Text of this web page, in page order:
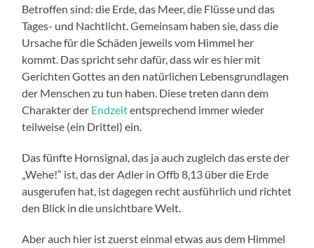
Betroffen sind: die Erde, das Meer, die Flüsse und das
Tages- und Nachtlicht. Gemeinsam haben sie, dass die
Ursache für die Schäden jeweils vom Himmel her
kommt. Das spricht sehr dafür, dass wir es hier mit
Gerichten Gottes an den natürlichen Lebensgrundlagen
der Menschen zu tun haben. Diese treten dann dem
Charakter der Endzeitentsprechend immer wieder
teilweise (ein Drittel) ein.
Das fünfte Hornsignal, das ja auch zugleich das erste der
„Wehe!“ ist, das der Adler in Offb 8,13 über die Erde
ausgerufen hat, ist dagegen recht ausführlich und richtet
den Blick in die unsichtbare Welt.
Aber auch hier ist zuerst einmal etwas aus dem Himmel